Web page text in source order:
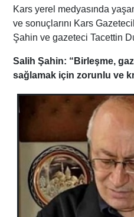
Kars yerel medyasında
ve sonuçlarını Kars
Şahin ve gazeteci Tacettin
Salih Şahin: “Birleşme,
sağlamak için zorunlu ve